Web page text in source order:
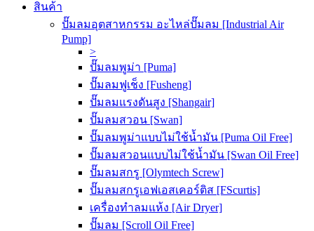
สินค้า
ปั๊มลมอุตสาหกรรม อะไหล่ปั๊มลม [Industrial Air
Pump]
>
ปั๊มลมพูม่า [Puma]
ปั๊มลมฟูเช็ง [Fusheng]
ปั๊มลมแรงดันสูง [Shangair]
ปั๊มลมสวอน [Swan]
ปั๊มลมพูม่าแบบไม่ใช้น้ำมัน [Puma Oil Free]
ปั๊มลมสวอนแบบไม่ใช้น้ำมัน [Swan Oil Free]
ปั๊มลมสกรู [Olymtech Screw]
ปั๊มลมสกรูเอฟเอสเคอร์ติส [FScurtis]
เครื่องทำลมแห้ง [Air Dryer]
ปั๊มลม [Scroll Oil Free]